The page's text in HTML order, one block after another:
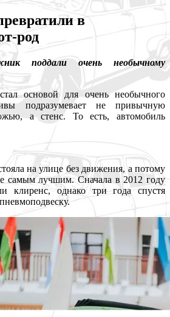
в
род
поддали очень необычному
основой для очень необычного
подразумевает не привычную
а стенс. То есть, автомобиль
на улице без движения, а потому
самым лучшим. Сначала в 2012 году
клиренс, однако три года спустя